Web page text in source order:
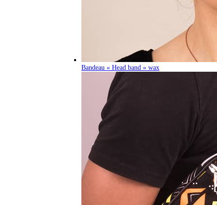
Bandeau « Head band » wax